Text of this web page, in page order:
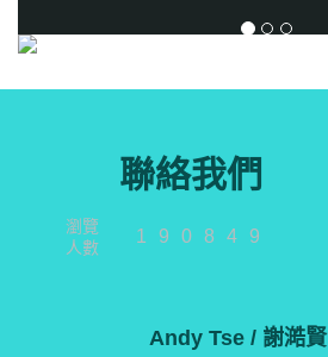
聯絡我們
瀏覽
人數
190849
Andy Tse / 謝澔賢